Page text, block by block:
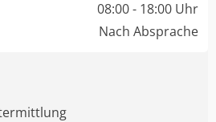
08:00 - 18:00 Uhr
Nach Absprache